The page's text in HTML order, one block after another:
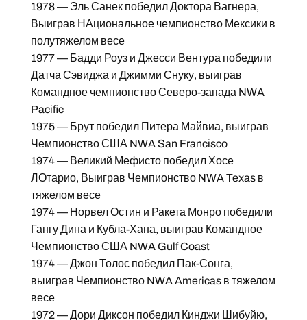
1978 — Эль Санек победил Доктора Вагнера,
Выиграв НАциональное чемпионство Мексики в
полутяжелом весе
1977 — Бадди Роуз и Джесси Вентура победили
Датча Сэвиджа и Джимми Снуку, выиграв
Командное чемпионство Северо-запада NWA
Pacific
1975 — Брут победил Питера Майвиа, выиграв
Чемпионство США NWA San Francisco
1974 — Великий Мефисто победил Хосе
ЛОтарио, Выиграв Чемпионство NWA Texas в
тяжелом весе
1974 — Норвел Остин и Ракета Монро победили
Гангу Дина и Кубла-Хана, выиграв Командное
Чемпионство США NWA Gulf Coast
1974 — Джон Толос победил Пак-Сонга,
выиграв Чемпионство NWA Americas в тяжелом
весе
1972 — Дори Диксон победил Кинджи Шибуйю,